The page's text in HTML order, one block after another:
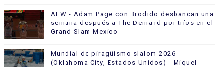
AEW - Adam Page con Brodido desbancan una
semana después a The Demand por tríos en el
Grand Slam Mexico
Mundial de piragüismo slalom 2026
(Oklahoma City, Estados Unidos) - Miquel